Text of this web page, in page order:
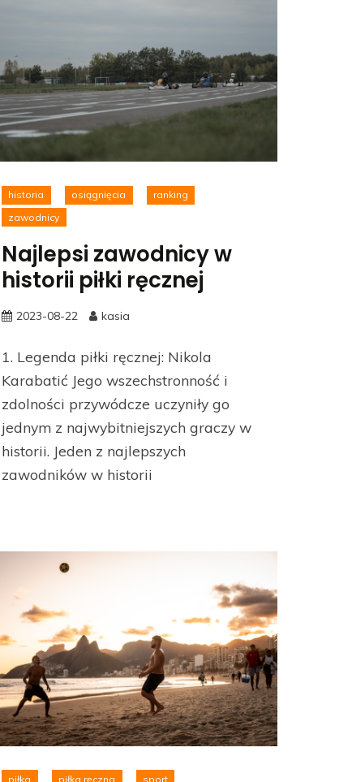
historia osiągnięcia
ranking
zawodnicy
Najlepsi zawodnicy w
historii piłki ręcznej
2023-08-22 kasia
1. Legenda piłki ręcznej: Nikola
Karabatić Jego wszechstronność i
zdolności przywódcze uczyniły go
jednym z najwybitniejszych graczy w
historii. Jeden z najlepszych
zawodników w historii
piłka piłka ręczna sport